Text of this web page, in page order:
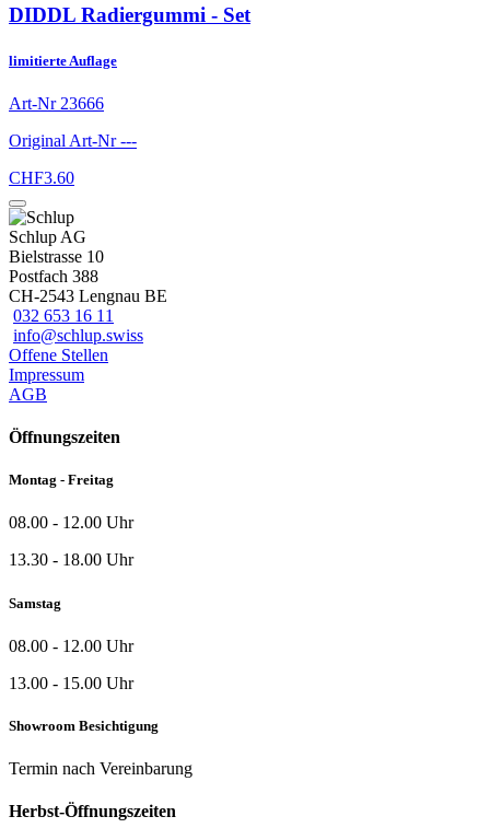
DIDDL Radiergummi - Set
limitierte Auflage
Art-Nr 23666
Original Art-Nr---
CHF3.60
Schlup AG
Bielstrasse 10
Postfach 388
CH-2543 Lengnau BE
032 653 16 11
info@schlup.swiss
Offene Stellen
Impressum
AGB
Öffnungszeiten
Montag - Freitag
08.00 - 12.00 Uhr
13.30 - 18.00 Uhr
Samstag
08.00 - 12.00 Uhr
13.00 - 15.00 Uhr
Showroom Besichtigung
Termin nach Vereinbarung
Herbst-Öffnungszeiten